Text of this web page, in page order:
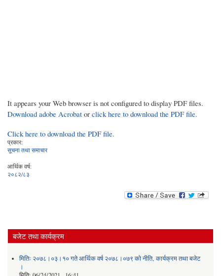
It appears your Web browser is not configured to display PDF files.
Download adobe Acrobat or click here to download the PDF file.
Click here to download the PDF file.
प्रकार:
सूचना तथा समाचार
आर्थिक वर्ष:
२०८२/८३
बजेट तथा कार्यक्रम
मितिः २०७८।०३।१० गते आर्थिक वर्ष २०७८।०७९ को नीति‚ कार्यक्रम तथा बजेट
।